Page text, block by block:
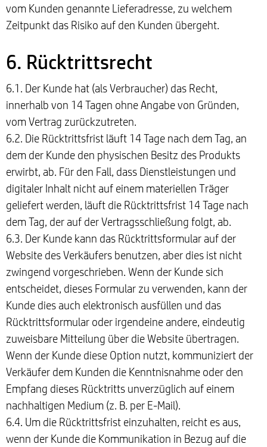
vom Kunden genannte Lieferadresse, zu welchem
Zeitpunkt das Risiko auf den Kunden übergeht.
6. Rücktrittsrecht
6.1. Der Kunde hat (als Verbraucher) das Recht,
innerhalb von 14 Tagen ohne Angabe von Gründen,
vom Vertrag zurückzutreten.
6.2. Die Rücktrittsfrist läuft 14 Tage nach dem Tag, an
dem der Kunde den physischen Besitz des Produkts
erwirbt, ab. Für den Fall, dass Dienstleistungen und
digitaler Inhalt nicht auf einem materiellen Träger
geliefert werden, läuft die Rücktrittsfrist 14 Tage nach
dem Tag, der auf der Vertragsschließung folgt, ab.
6.3. Der Kunde kann das Rücktrittsformular auf der
Website des Verkäufers benutzen, aber dies ist nicht
zwingend vorgeschrieben. Wenn der Kunde sich
entscheidet, dieses Formular zu verwenden, kann der
Kunde dies auch elektronisch ausfüllen und das
Rücktrittsformular oder irgendeine andere, eindeutig
zuweisbare Mitteilung über die Website übertragen.
Wenn der Kunde diese Option nutzt, kommuniziert der
Verkäufer dem Kunden die Kenntnisnahme oder den
Empfang dieses Rücktritts unverzüglich auf einem
nachhaltigen Medium (z. B. per E-Mail).
6.4. Um die Rücktrittsfrist einzuhalten, reicht es aus,
wenn der Kunde die Kommunikation in Bezug auf die